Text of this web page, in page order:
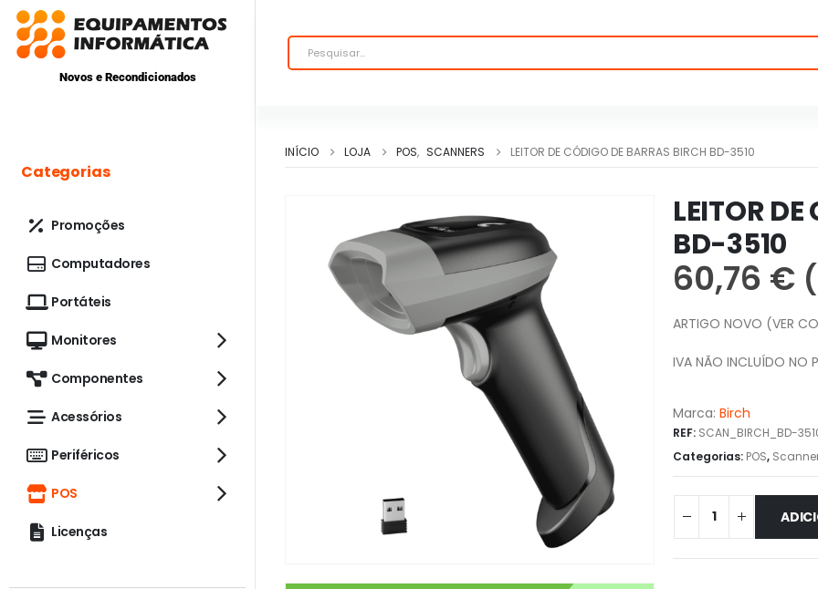
Novos e Recondicionados
INÍCIO LOJA POS, SCANNERS LEITOR DE CÓDIGO DE BARRAS BIRCH BD-3510
LEITOR
BD-3510
60,76 €
ARTIGO NOVO (VER
IVA NÃO INCLUÍDO NO
Marca: Birch
REF: SCAN_BIRCH_BD-
Categorias: POS,
Categorias
Promoções
Computadores
Portáteis
Monitores
Componentes
Acessórios
Periféricos
POS
Licenças